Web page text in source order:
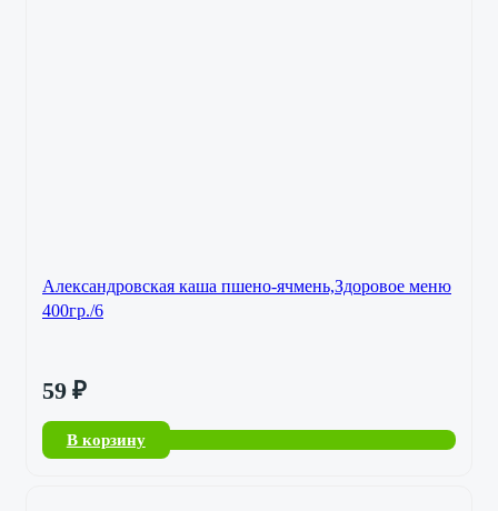
Александровская каша пшено-ячмень,Здоровое меню
400гр./6
59 ₽
В корзину